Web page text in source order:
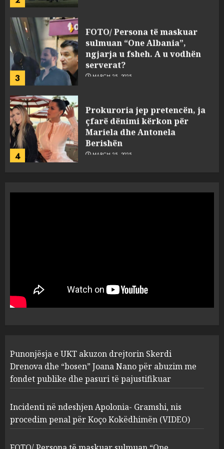
3
FOTO/ Persona të maskuar
sulmuan “One Albania”,
ngjarja u fsheh. A u vodhën
serverat?
MARCH 25, 2025
4
Prokuroria jep pretencën, ja
çfarë dënimi kërkon për
Mariela dhe Antonela
Berishën
MARCH 25, 2025
1
“bosen” Joana Nano për
abuzim me fondet publike dhe
pasuri të pajustifikuar
2
Apolonia- Gramshi, nis
procedim penal për Koço
Kokëdhimën (VIDEO)
MARCH 27, 2025
FOTO/ Persona të maskuar
sulmuan “One Albania”,
ngjarja u fsheh. A u vodhën
Punonjësja e UKT akuzon drejtorin Skerdi
Drenova dhe “bosen” Joana Nano për abuzim me
fondet publike dhe pasuri të pajustifikuar
Incidenti në ndeshjen Apolonia- Gramshi, nis
procedim penal për Koço Kokëdhimën (VIDEO)